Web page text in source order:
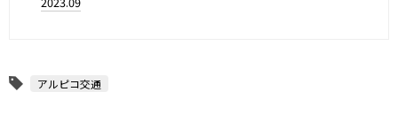
アルピコ交通